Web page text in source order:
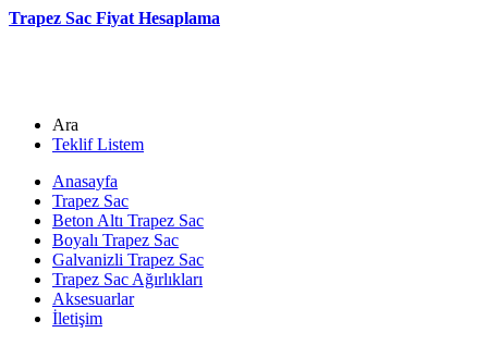
Trapez Sac Fiyat Hesaplama
Ara
Teklif Listem
Anasayfa
Trapez Sac
Beton Altı Trapez Sac
Boyalı Trapez Sac
Galvanizli Trapez Sac
Trapez Sac Ağırlıkları
Aksesuarlar
İletişim